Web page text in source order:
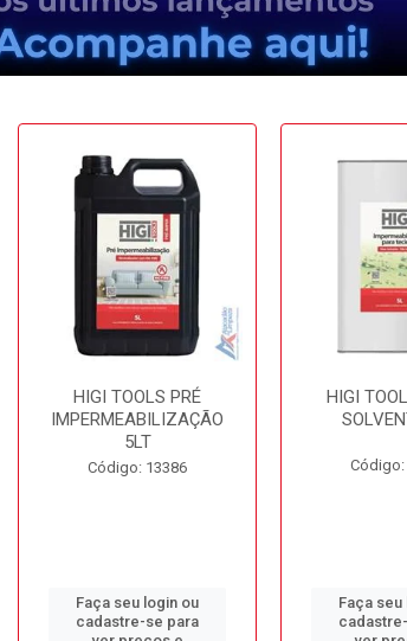
HIGI TOOLS PRÉ
IMPERMEABILIZAÇÃO
5LT
Código: 13386
Faça seu login ou
cadastre-se para
HIGI
Código:
Faça seu